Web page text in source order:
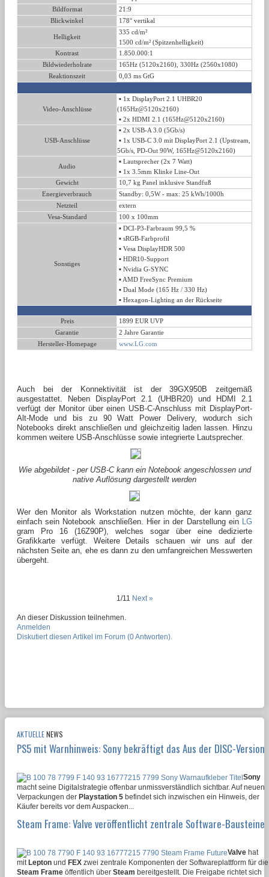
Bildformat
21:9
Blickwinkel
178° vertikal
Helligkeit
335 cd/m²
1500 cd/m² (Spitzenhelligkeit)
Kontrast
1.850.000:1
Bildwiederholrate
165Hz (5120x2160), 330Hz (2560x1080)
Reaktionszeit
0,03 ms GtG
Video-Anschlüsse
▪ 1x DisplayPort 2.1 UHBR20
(165Hz@5120x2160)
▪ 2x HDMI 2.1 (165Hz@5120x2160)
USB-Anschlüsse
▪ 2x USB-A 3.0 (5Gb/​s)
▪ 1x USB-C 3.0 mit DisplayPort 2.1 (Upstream,
5Gb/​s, PD-Out 90W, 165Hz@5120x2160)
Audio
▪ Lautsprecher (2x 7 Watt)
▪ 1x 3.5mm Klinke Line-Out
Gewicht
10,7 kg Panel inklusive Standfuß
Energieverbrauch
Standby: 0,5W - max: 25 kWh/1000h
Netzteil
extern
Vesa-Standard
100 x 100mm
Sonstiges
▪ DCI-P3-Farbraum 99,5 %
▪ sRGB-Farbprofil
▪ Vesa DisplayHDR 500
▪ HDR10-Support
▪ Nvidia G-SYNC
▪ AMD FreeSync Premium
▪ Dual Mode (165 Hz / 330 Hz)
▪ Hexagon-Lighting an der Rückseite
Preis
1899 EUR UVP
Garantie
2 Jahre Garantie
Hersteller-Homepage
www.LG.com
Auch bei der Konnektivität ist der 39GX950B zeitgemäß
ausgestattet. Neben DisplayPort 2.1 (UHBR20) und HDMI 2.1
verfügt der Monitor über einen USB-C-Anschluss mit DisplayPort-
Alt-Mode und bis zu 90 Watt Power Delivery, wodurch sich
Notebooks direkt anschließen und gleichzeitig laden lassen. Hinzu
kommen weitere USB-Anschlüsse sowie integrierte Lautsprecher.
Wie abgebildet - per USB-C kann ein Notebook angeschlossen und
native Auflösung dargestellt werden
Wer den Monitor als Workstation nutzen möchte, der kann ganz
einfach sein Notebook anschließen. Hier in der Darstellung ein LG
gram Pro 16 (16Z90P), welches sogar über eine dedizierte
Grafikkarte verfügt. Weitere Details schauen wir uns auf der
nächsten Seite an, ehe es dann zu den umfangreichen Messwerten
übergeht.
1/11 Next »
An dieser Diskussion teilnehmen.
Anmelden
Diskutiert diesen Artikel im Forum (0 Antworten).
AKTUELLENEWS
PS5 mit Warnhinweis: Sony bekräftigt das Aus der DISC-Version
Sony
macht seine Digitalstrategie offenbar unmissverständlich sichtbar. Auf neuen
Verpackungen der Playstation 5 befindet sich inzwischen ein Hinweis, der
Käufer bereits vor dem Auspacken...
Steam Frame: Valve veröffentlicht zentrale Software-Bausteine
Valve hat
mit Lepton und FEX zwei zentrale Komponenten der Softwareplattform für die
Steam Frame öffentlich über Steam bereitgestellt. Die Freigabe richtet sich